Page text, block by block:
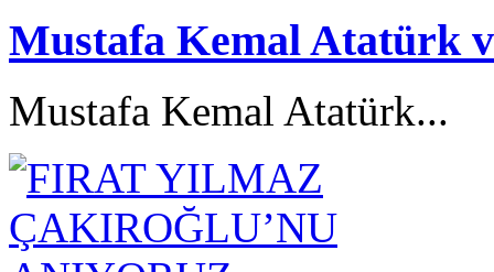
Mustafa Kemal Atatürk
Mustafa Kemal Atatürk...